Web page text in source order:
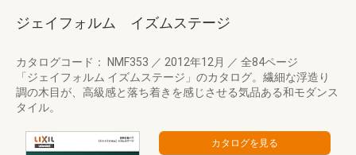
ジェイフォルム イズムステージ
カタログコード： NMF353 ／ 2012年12月 ／ 全84ページ
「ジェイフォルム イズムステージ」のカタログ。繊細な浮造り
調の木目が、高級感と落ち着きを感じさせる気品ある和モダンス
タイル。